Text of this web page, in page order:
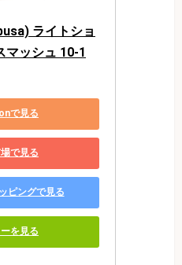
ライトショ
マッシュ 10-1
で見る
で見る
ピングで見る
を見る